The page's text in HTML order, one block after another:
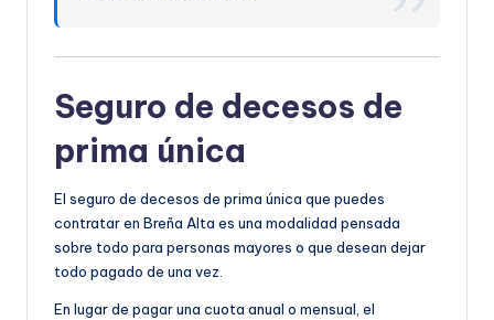
Seguro de decesos de
prima única
El seguro de decesos de prima única que puedes
contratar en Breña Alta es una modalidad pensada
sobre todo para personas mayores o que desean dejar
todo pagado de una vez.
En lugar de pagar una cuota anual o mensual, el